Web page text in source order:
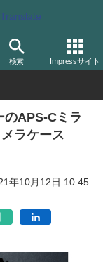
Translate
検索 Impressサイト
のAPS-Cミラ
ラケース
年10月12日 10:45